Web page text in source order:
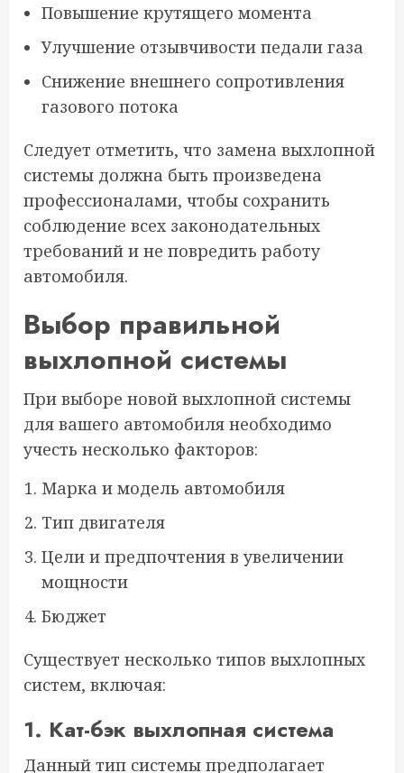
Повышение крутящего момента
Улучшение отзывчивости педали газа
Снижение внешнего сопротивления
газового потока
Следует отметить, что замена выхлопной
системы должна быть произведена
профессионалами, чтобы сохранить
соблюдение всех законодательных
требований и не повредить работу
автомобиля.
Выбор правильной
выхлопной системы
При выборе новой выхлопной системы
для вашего автомобиля необходимо
учесть несколько факторов:
Марка и модель автомобиля
Тип двигателя
Цели и предпочтения в увеличении
мощности
Бюджет
Существует несколько типов выхлопных
систем, включая:
1. Кат-бэк выхлопная система
Данный тип системы предполагает